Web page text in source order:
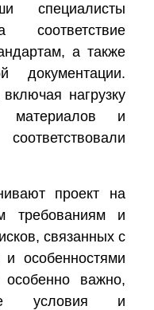
специалисты
а также
документации.
нагрузку
материалов и
проект на
требованиям и
связанных с
и особенностями
важно,
условия и